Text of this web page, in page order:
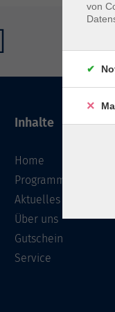
Inhalte
Home
Programmheft
Aktuelles
Über uns
Gutschein
Service
von